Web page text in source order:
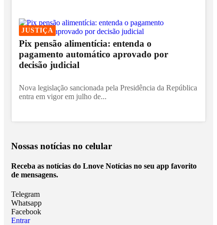
JUSTIÇA
Pix pensão alimentícia: entenda o
pagamento automático aprovado por
decisão judicial
Nova legislação sancionada pela Presidência da República
entra em vigor em julho de...
Nossas notícias no celular
Receba as notícias do Lnove Notícias no seu app favorito
de mensagens.
Telegram
Whatsapp
Facebook
Entrar